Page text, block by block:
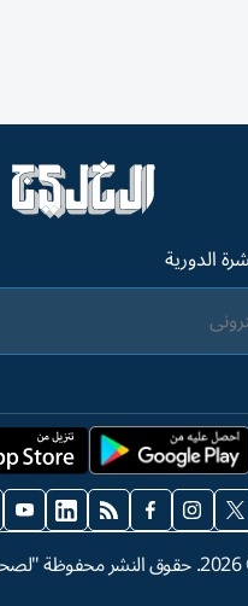
الدورية
2026. حقوق النشر محفوظة